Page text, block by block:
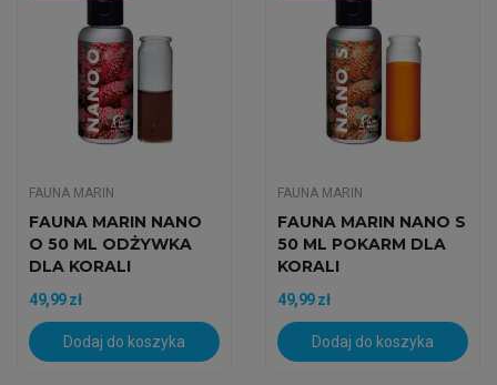
FAUNA MARIN
FAUNA MARIN NANO
O 50 ML ODŻYWKA
DLA KORALI
49,99 zł
Dodaj do koszyka
FAUNA MARIN
FAUNA MARIN NANO S
50 ML POKARM DLA
KORALI
49,99 zł
Dodaj do koszyka